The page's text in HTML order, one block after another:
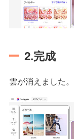
2.完成
雲が消えました。